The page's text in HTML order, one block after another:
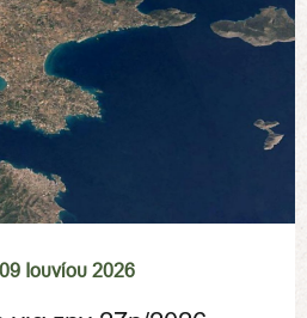
09 Ιουνίου 2026